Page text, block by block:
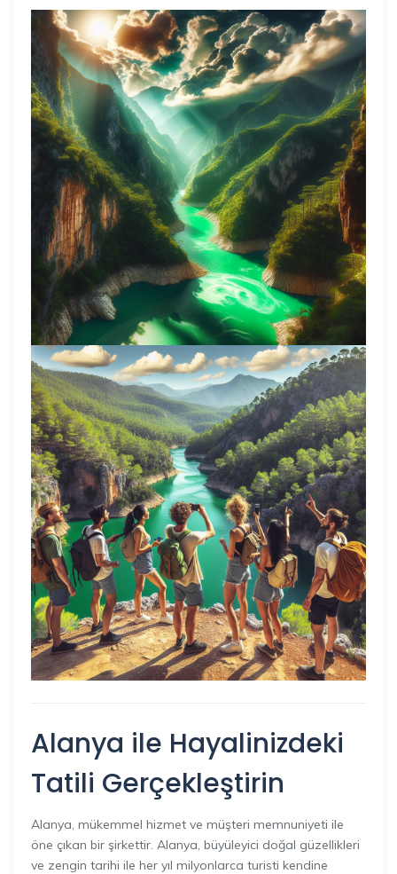
Alanya ile Hayalinizdeki
Tatili Gerçekleştirin
Alanya, mükemmel hizmet ve müşteri memnuniyeti ile
öne çıkan bir şirkettir. Alanya, büyüleyici doğal güzellikleri
ve zengin tarihi ile her yıl milyonlarca turisti kendine